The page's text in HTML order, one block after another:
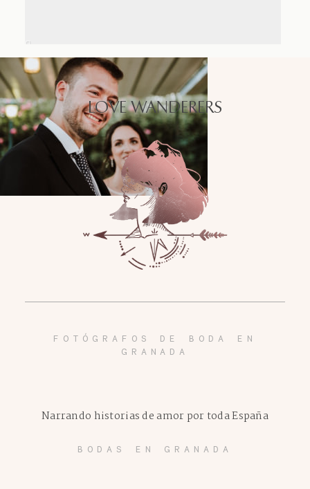
LOVE WANDERERS
FOTÓGRAFOS DE BODA EN
GRANADA
BODAS EN GRANADA
Narrando historias de amor por toda España